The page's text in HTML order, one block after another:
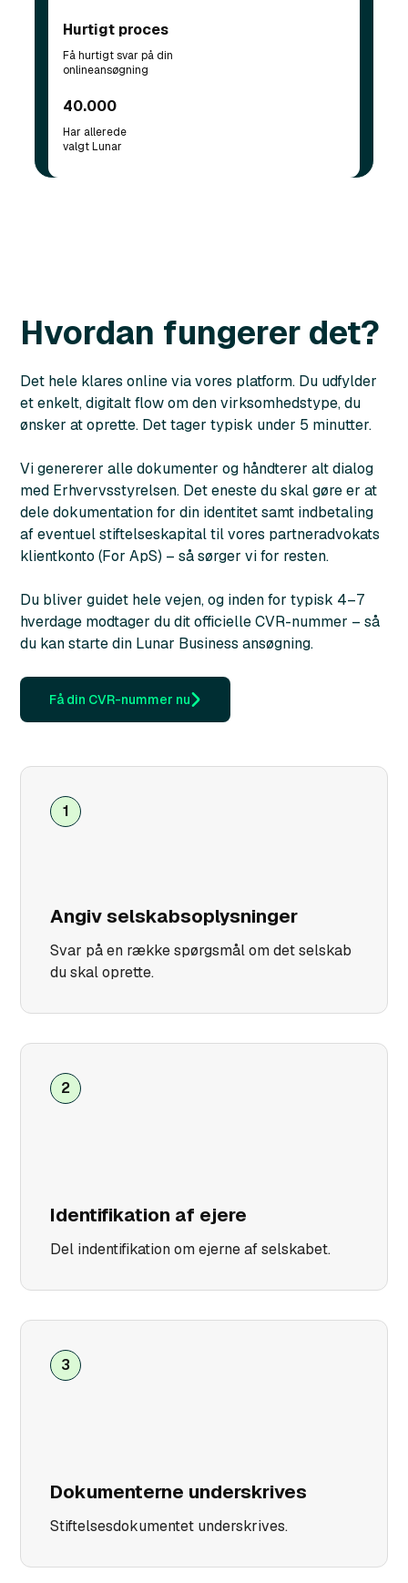
Hurtigt proces
Få hurtigt svar på din
onlineansøgning
40.000
Har allerede
valgt Lunar
Hvordan fungerer det?
Det hele klares online via vores platform. Du udfylder
et enkelt, digitalt flow om den virksomhedstype, du
ønsker at oprette. Det tager typisk under 5 minutter.
Vi genererer alle dokumenter og håndterer alt dialog
med Erhvervsstyrelsen. Det eneste du skal gøre er at
dele dokumentation for din identitet samt indbetaling
af eventuel stiftelseskapital til vores partneradvokats
klientkonto (For ApS) – så sørger vi for resten.
Du bliver guidet hele vejen, og inden for typisk 4–7
hverdage modtager du dit officielle CVR-nummer – så
du kan starte din Lunar Business ansøgning.
Få din CVR-nummer nu
1
Angiv selskabsoplysninger
Svar på en række spørgsmål om det selskab
du skal oprette.
2
Identifikation af ejere
Del indentifikation om ejerne af selskabet.
3
Dokumenterne underskrives
Stiftelsesdokumentet underskrives.